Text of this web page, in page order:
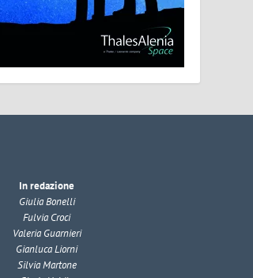
In redazione
Giulia Bonelli
Fulvia Croci
Valeria Guarnieri
Gianluca Liorni
Silvia Martone